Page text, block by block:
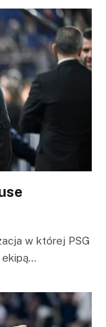
w której PSG
ekipą…